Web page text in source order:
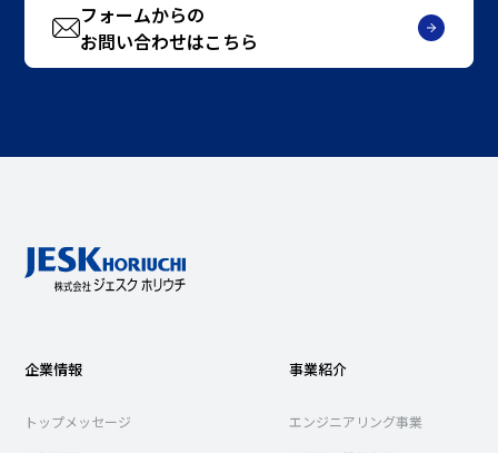
フォームからの
お問い合わせはこちら
企業情報
トップメッセージ
事業紹介
エンジニアリング事業